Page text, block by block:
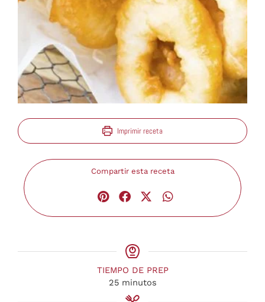
Imprimir receta
Compartir esta receta
TIEMPO DE PREP
25 minutos